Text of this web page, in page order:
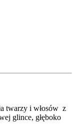
twarzy i włosów z
glince, głęboko